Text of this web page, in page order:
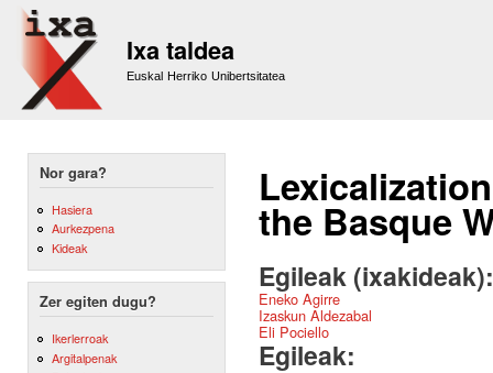
Ixa taldea
Euskal Herriko Unibertsitatea
Nor gara?
Hasiera
Aurkezpena
Kideak
Zer egiten dugu?
Ikerlerroak
Argitalpenak
the Basque
Egileak
Eneko Agirre
Izaskun Aldezabal
Eli Pociello
Egileak: